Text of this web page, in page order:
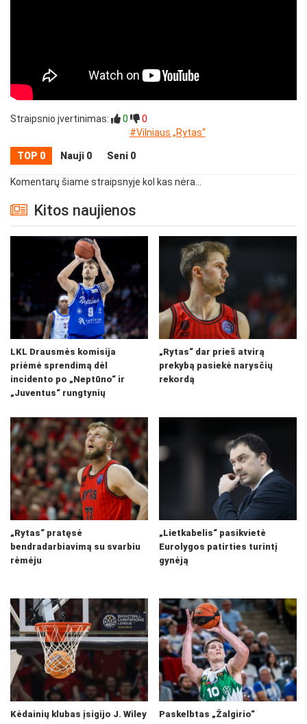
Straipsnio įvertinimas: 0
0
#Vilniaus „Rytas“
TOP 0 Nauji 0 Seni 0
Komentarų šiame straipsnyje kol kas nėra...
Kitos naujienos
LKL Drausmės komisija
priėmė sprendimą dėl
incidento po „Neptūno“ ir
„Juventus“ rungtynių
„Rytas“ dar prieš atvirą
prekybą pasiekė narysčių
rekordą
„Rytas“ pratęsė
bendradarbiavimą su svarbiu
rėmėju
„Lietkabelis“ pasikvietė
Eurolygos patirties turintį
gynėją
Kėdainių klubas įsigijo J. Wiley
Paskelbtas „Žalgirio“